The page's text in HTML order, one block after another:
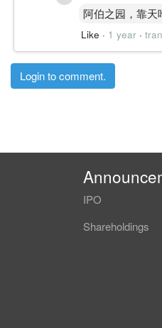
阿伯之园，靠天
Like · 1 year ·
Login to comment.
IPO
Shareholdings